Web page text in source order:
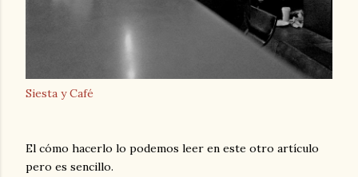
Siesta y Café
El cómo hacerlo lo podemos leer en este otro artículo
pero es sencillo.